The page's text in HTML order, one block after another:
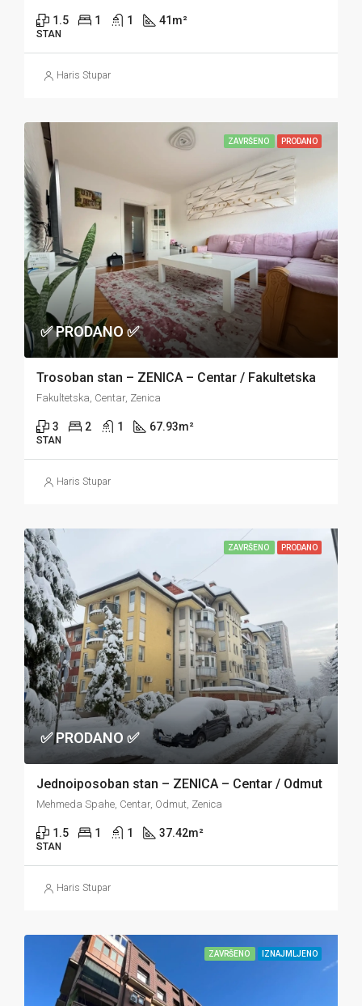
1.5 1 1 41 m²
STAN
Haris Stupar
ZAVRŠENO PRODANO
✅ PRODANO ✅
Trosoban stan – ZENICA – Centar / Fakultetska
Fakultetska, Centar, Zenica
3 2 1 67.93m²
STAN
Haris Stupar
ZAVRŠENO PRODANO
✅ PRODANO ✅
Jednoiposoban stan – ZENICA – Centar / Odmut
Mehmeda Spahe, Centar, Odmut, Zenica
1.5 1 1 37.42m²
STAN
Haris Stupar
ZAVRŠENO IZNAJMLJENO